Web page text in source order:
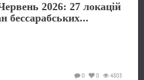
2026: 27 локацій
бессарабських...
4803
0
0